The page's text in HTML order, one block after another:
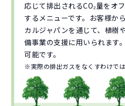
応じて排出されるCO₂量をオ
するメニューです。お客様か
カルジャパンを通じて、植樹
備事業の支援に用いられます
可能です。
※実際の排出ガスをなくすわけでは